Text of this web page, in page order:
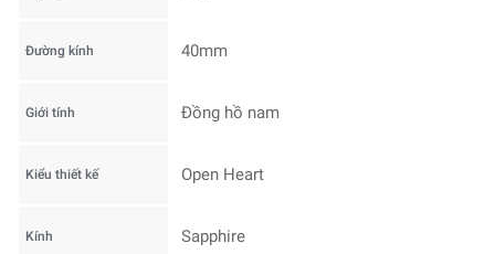
Đường kính 40mm
Giới tính Đồng hồ nam
Kiểu thiết kế Open Heart
Kính Sapphire